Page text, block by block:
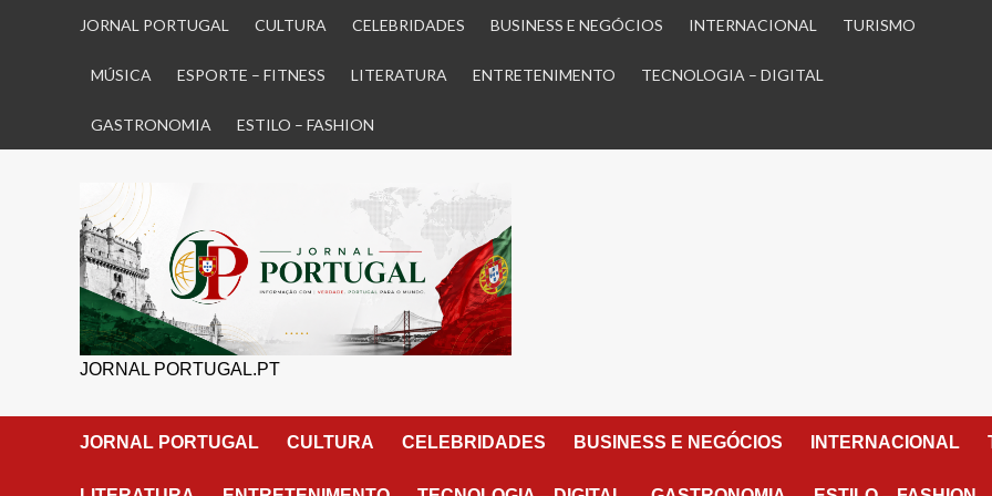
JORNAL PORTUGAL CULTURA CELEBRIDADES BUSINESS E NEGÓCIOS INTERNACIONAL TURISMO
MÚSICA ESPORTE – FITNESS LITERATURA ENTRETENIMENTO TECNOLOGIA – DIGITAL
GASTRONOMIA ESTILO – FASHION
JORNAL PORTUGAL.PT
JORNAL PORTUGAL CULTURA CELEBRIDADES BUSINESS E NEGÓCIOS INTERNACIONAL